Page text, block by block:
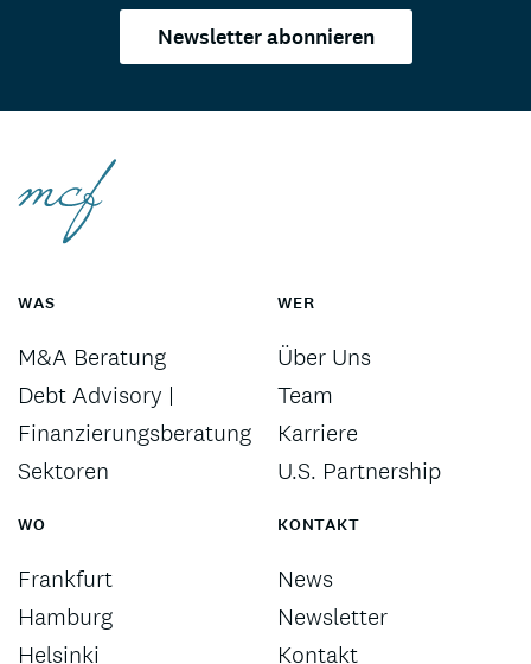
Newsletter abonnieren
WAS
M&A Beratung
Debt Advisory |
Finanzierungsberatung
Sektoren
WER
Über Uns
Team
Karriere
U.S. Partnership
WO
Frankfurt
Hamburg
Helsinki
KONTAKT
News
Newsletter
Kontakt